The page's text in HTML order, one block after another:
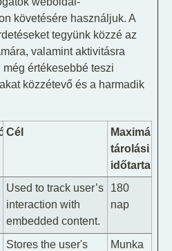
követésére használjuk. A
tegyünk közzé az
valamint aktivitásra
értékesebbé teszi
közzétevő és a harmadik
Cél
Maximális
tárolási
időtartam
Used to track user’s
interaction with
embedded content.
180
nap
Stores the user's
Munka